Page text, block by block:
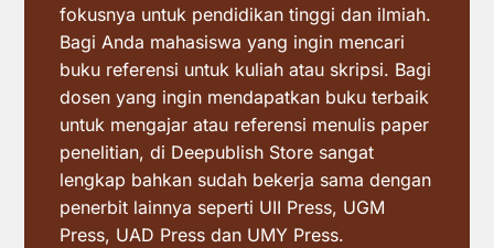
fokusnya untuk pendidikan tinggi dan ilmiah.
Bagi Anda mahasiswa yang ingin mencari
buku referensi untuk kuliah atau skripsi. Bagi
dosen yang ingin mendapatkan buku terbaik
untuk mengajar atau referensi menulis paper
penelitian, di Deepublish Store sangat
lengkap bahkan sudah bekerja sama dengan
penerbit lainnya seperti UII Press, UGM
Press, UAD Press dan UMY Press.